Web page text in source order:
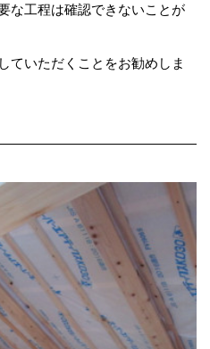
な工程は確認できないことが
ていただくことをお勧めしま